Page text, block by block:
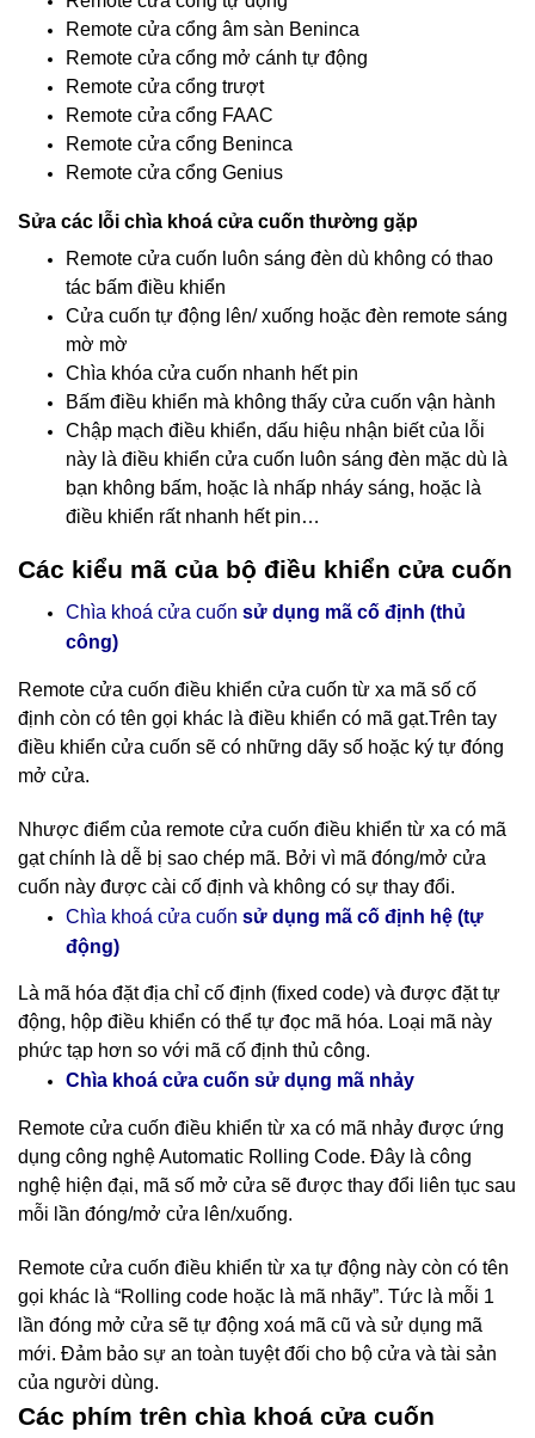
Remote cửa cổng âm sàn Beninca
Remote cửa cổng mở cánh tự động
Remote cửa cổng trượt
Remote cửa cổng FAAC
Remote cửa cổng Beninca
Remote cửa cổng Genius
Sửa các lỗi chìa khoá cửa cuốn thường gặp
Remote cửa cuốn luôn sáng đèn dù không có thao
tác bấm điều khiển
Cửa cuốn tự động lên/ xuống hoặc đèn remote sáng
mờ mờ
Chìa khóa cửa cuốn nhanh hết pin
Bấm điều khiển mà không thấy cửa cuốn vận hành
Chập mạch điều khiển, dấu hiệu nhận biết của lỗi
này là điều khiển cửa cuốn luôn sáng đèn mặc dù là
bạn không bấm, hoặc là nhấp nháy sáng, hoặc là
điều khiển rất nhanh hết pin…
Các kiểu mã của bộ điều khiển cửa cuốn
Chìa khoá cửa cuốn sử dụng mã cố định (thủ
công)
Remote cửa cuốn điều khiển cửa cuốn từ xa mã số cố
định còn có tên gọi khác là điều khiển có mã gạt.Trên tay
điều khiển cửa cuốn sẽ có những dãy số hoặc ký tự đóng
mở cửa.
Nhược điểm của remote cửa cuốn điều khiển từ xa có mã
gạt chính là dễ bị sao chép mã. Bởi vì mã đóng/mở cửa
cuốn này được cài cố định và không có sự thay đổi.
Chìa khoá cửa cuốn sử dụng mã cố định hệ (tự
động)
Là mã hóa đặt địa chỉ cố định (fixed code) và được đặt tự
động, hộp điều khiển có thể tự đọc mã hóa. Loại mã này
phức tạp hơn so với mã cố định thủ công.
Chìa khoá cửa cuốn sử dụng mã nhảy
Remote cửa cuốn điều khiển từ xa có mã nhảy được ứng
dụng công nghệ Automatic Rolling Code. Đây là công
nghệ hiện đại, mã số mở cửa sẽ được thay đổi liên tục sau
mỗi lần đóng/mở cửa lên/xuống.
Remote cửa cuốn điều khiển từ xa tự động này còn có tên
gọi khác là “Rolling code hoặc là mã nhãy”. Tức là mỗi 1
lần đóng mở cửa sẽ tự động xoá mã cũ và sử dụng mã
mới. Đảm bảo sự an toàn tuyệt đối cho bộ cửa và tài sản
của người dùng.
Các phím trên chìa khoá cửa cuốn